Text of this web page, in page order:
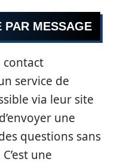
PAR MESSAGE
contact
service de
via leur site
une
questions sans
une